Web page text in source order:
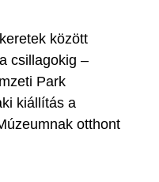
között
csillagokig –
Park
kiállítás a
otthont